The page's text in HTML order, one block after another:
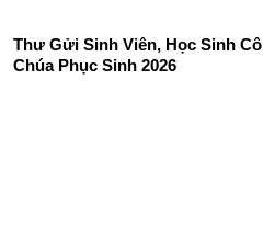
Thư Gửi Sinh Viên, Học Sinh
Chúa Phục Sinh 2026